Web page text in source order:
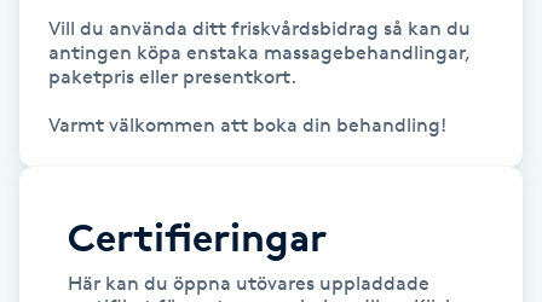
Gravidyoga
Gruppträning
Hatha Yoga
Vill du använda ditt friskvårdsbidrag så kan du
antingen köpa enstaka massagebehandlingar,
paketpris eller presentkort.
Varmt välkommen att boka din behandling!
Certifieringar
Här kan du öppna utövares uppladdade